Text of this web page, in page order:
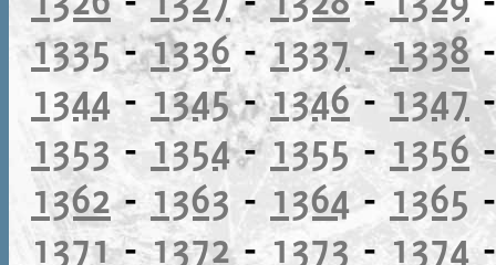
1335-1336-1337-1338
1344 - 1345-1346-1347
1353 - 1354-1355- 1356
1362- 1363 - 1364 - 1365
1371-1372-1373-1374